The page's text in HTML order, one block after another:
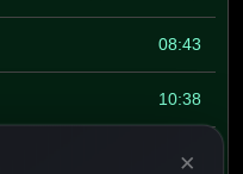
08:43
10:38
01:55
×